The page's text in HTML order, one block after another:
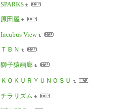
SPARKS
原田屋
Incubus View
ＴＢＮ
獅子猿画廊
ＫＯＫＵＲＹＵＮＯＳＵ
チラリズム